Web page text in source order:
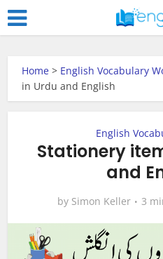
Home > English Vocabulary
in Urdu and English
English
Stationery
and
by Simon Keller 3